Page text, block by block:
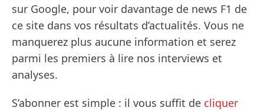
sur Google, pour voir davantage de news F1 de
ce site dans vos résultats d’actualités. Vous ne
manquerez plus aucune information et serez
parmi les premiers à lire nos interviews et
analyses.
S’abonner est simple : il vous suffit de cliquer